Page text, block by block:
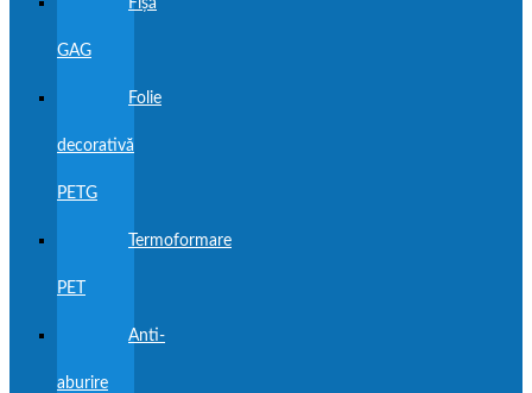
Fișă
GAG
Folie
decorativă
PETG
Termoformare
PET
Anti-
aburire